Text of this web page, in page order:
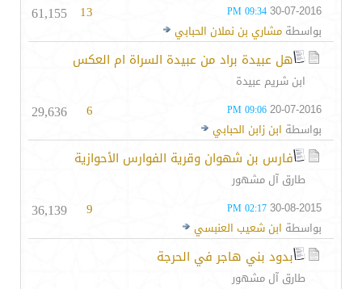
30-07-2016
09:34 PM
بواسطة مشاري بن نملان الحبابي
13
61,155
هل عبيدة براد من عبيدة السراة ام العكس
ابن شريم عبيدة
20-07-2016
09:06 PM
بواسطة ابن زابن الحبابي
6
29,636
فارس بن شهوان وقرية الفوارس الأحوازية
طارق آل مشهور
30-08-2015
02:17 PM
بواسطة ابن شعيب العنبسي
9
36,139
بدود بني هاجر في الحرجة
طارق آل مشهور